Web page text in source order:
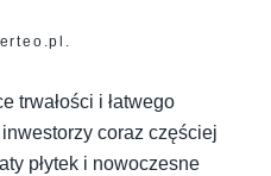
trwałości i łatwego
coraz częściej
płytek i nowoczesne